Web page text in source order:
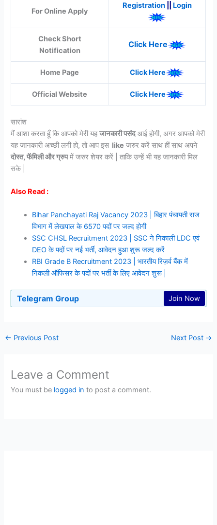
For Online Apply
Registration|| Login
Check Short
Notification
Click Here
Home Page Click Here
Official Website Click Here
सारांश
मैं आशा करता हूँ कि आपको मेरी यहजानकारी पसंदआई होगी, अगर आपको मेरी
यह जानकारी अच्छी लगी हो, तो आप इस like जरुर करें साथ हीं साथ अपने
दोस्त, फॅमिली और ग्रुपमें जरुर शेयर करें | ताकि उन्हें भी यह जानकारी मिल
सके |
Also Read :
Bihar Panchayati Raj Vacancy 2023 | बिहार पंचायती राज
विभाग में लेखपाल के 6570 पदों पर जल्द होगी
SSC CHSL Recruitment 2023 | SSC ने निकाली LDC एवं
DEO के पदों पर नई भर्ती, आवेदन हुआ शुरू जल्द करें
RBI Grade B Recruitment 2023 | भारतीय रिज़र्व बैंक में
निकली ऑफिसर के पदों पर भर्ती के लिए आवेदन शुरू |
Telegram Group Join Now
← Previous Post Next Post →
Leave a Comment
You must be logged in to post a comment.